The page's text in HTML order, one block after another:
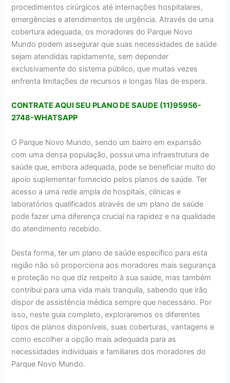
procedimentos cirúrgicos até internações hospitalares,
emergências e atendimentos de urgência. Através de uma
cobertura adequada, os moradores do Parque Novo
Mundo podem assegurar que suas necessidades de saúde
sejam atendidas rapidamente, sem depender
exclusivamente do sistema público, que muitas vezes
enfrenta limitações de recursos e longas filas de espera.
CONTRATE AQUI SEU PLANO DE SAUDE (11)95956-
2748-WHATSAPP
O Parque Novo Mundo, sendo um bairro em expansão
com uma densa população, possui uma infraestrutura de
saúde que, embora adequada, pode se beneficiar muito do
apoio suplementar fornecido pelos planos de saúde. Ter
acesso a uma rede ampla de hospitais, clínicas e
laboratórios qualificados através de um plano de saúde
pode fazer uma diferença crucial na rapidez e na qualidade
do atendimento recebido.
Desta forma, ter um plano de saúde específico para esta
região não só proporciona aos moradores mais segurança
e proteção no que diz respeito à sua saúde, mas também
contribui para uma vida mais tranquila, sabendo que irão
dispor de assistência médica sempre que necessário. Por
isso, neste guia completo, exploraremos os diferentes
tipos de planos disponíveis, suas coberturas, vantagens e
como escolher a opção mais adequada para as
necessidades individuais e familiares dos moradores do
Parque Novo Mundo.